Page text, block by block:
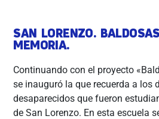
SAN LORENZO.
MEMORIA.
Continuando con el proyecto
se inauguró la que recuerda a los
desaparecidos que fueron
de San Lorenzo. En esta escuela